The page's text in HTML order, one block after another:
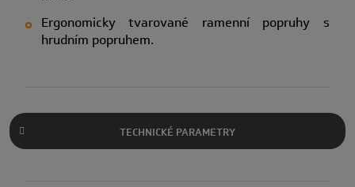
Ergonomicky tvarované ramenní popruhy s
hrudním popruhem.
TECHNICKÉ PARAMETRY